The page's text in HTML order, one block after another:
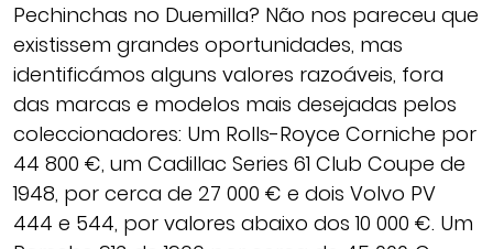
Pechinchas no Duemilla? Não nos pareceu que
existissem grandes oportunidades, mas
identificámos alguns valores razoáveis, fora
das marcas e modelos mais desejadas pelos
coleccionadores: Um Rolls-Royce Corniche por
44 800 €, um Cadillac Series 61 Club Coupe de
1948, por cerca de 27 000 € e dois Volvo PV
444 e 544, por valores abaixo dos 10 000 €. Um